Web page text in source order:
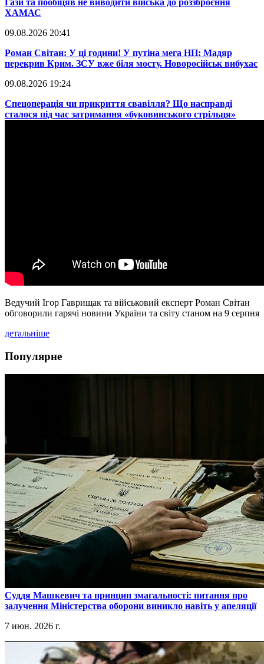
Гази та пообіцяв не виводити війська до роззброєння
ХАМАС
09.08.2026 20:41
​Роман Світан: У ці години! У путіна мега НП: Мадяр
перекрив Крим. ЗСУ вже біля мосту. Новоросійськ вибухає
09.08.2026 19:24
​Спецоперація чи прикриття свавілля? Що насправді
сталося під час затримання «буковинського стрільця»
Ведучий Ігор Гаврищак та військовий експерт Роман Світан
обговорили гарячі новини України та світу станом на 9 серпня
детальніше
Популярне
​Суддя Машкевич та принцип змагальності: питання про
залучення Міністерства оборони виникло навіть у апеляції
7 июн. 2026 г.